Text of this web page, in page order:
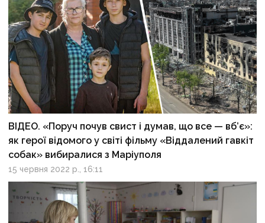
ВІДЕО. «Поруч почув свист і думав, що все — вб’є»:
як герої відомого у світі фільму «Віддалений гавкіт
собак» вибиралися з Маріуполя
15 червня 2022 р., 16:11